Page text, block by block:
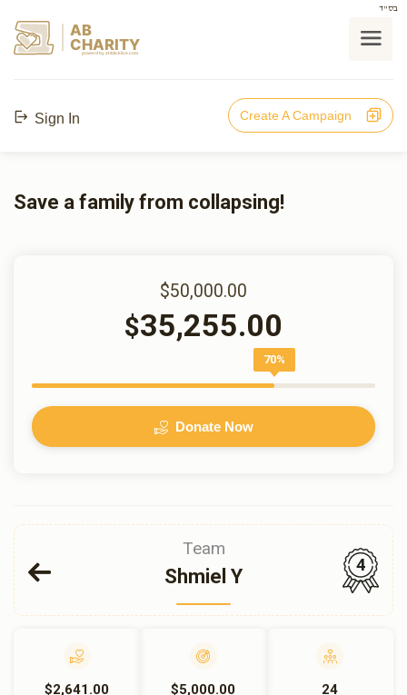
בס"ד
AB
CHARITY
powerd by ahblicklive.com
Sign In Create A Campaign
Save a family from collapsing!
$50,000.00
$35,255.00
70%
Donate Now
Team
Shmiel Y
4
$2,641.00 $5,000.00 24